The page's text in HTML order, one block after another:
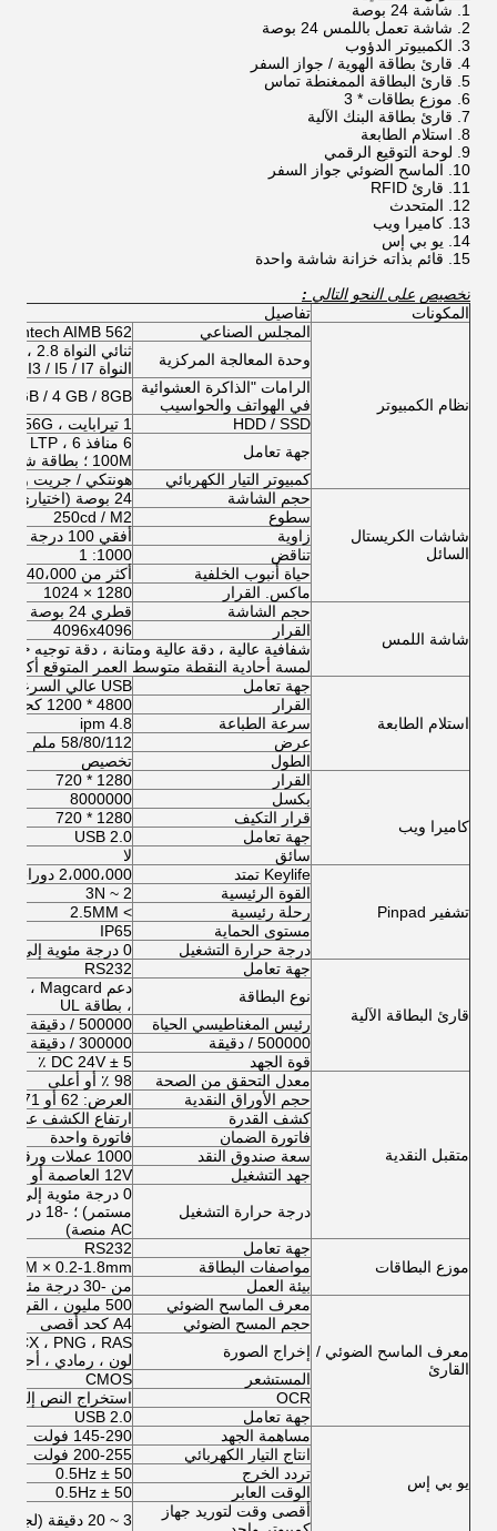
شاشة 24 بوصة
شاشة تعمل باللمس 24 بوصة
الكمبيوتر الدؤوب
قارئ بطاقة الهوية / جواز السفر
قارئ البطاقة الممغنطة تماس
موزع بطاقات * 3
قارئ بطاقة البنك الآلية
استلام الطابعة
لوحة التوقيع الرقمي
الماسح الضوئي جواز السفر
قارئ RFID
المتحدث
كاميرا ويب
يو بي إس
قائم بذاته خزانة شاشة واحدة
تخصيص على النحو التالي :
المكونات
تفاصيل
نظام الكمبيوتر
المجلس الصناعي
AIMB 562
وحدة المعالجة المركزية
النواة I3 / I5 / I7
الرامات "الذاكرة العشوائية
في الهواتف والحواسيب
2GB / 4 GB / 8GB
HDD / SSD
1 تيرابايت ، SSD 128G / 256G
جهة تعامل
100M ؛ بطاقة شبكة متكاملة ، بطاقة صوت
كمبيوتر التيار الكهربائي
هونتكي / جريت وول
شاشات الكريستال
السائل
حجم الشاشة 24 بوصة (اختياري
سطوع
250cd / M2
زاوية
أفقي 100 درجة أعلاه ؛ عمودي 80 درجة أعلاه
تناقض
1000: 1
حياة أنبوب الخلفية
أكثر من 40،000 ساعة
ماكس. القرار
1280 × 1024
شاشة اللمس
حجم الشاشة
قطري 24 بوصة (اختياري من 8 بوصة إلى 65 بوصة)
القرار
4096x4096
لمسة أحادية النقطة متوسط ​​العمر المتوقع أكثر من 50،000،000
استلام الطابعة
جهة تعامل
USB عالي السرعة
القرار
4800 * 1200 كحد أقصى
سرعة الطباعة
4.8 ipm
عرض
58/80/112 ملم
الطول
تخصيص
كاميرا ويب
القرار
1280 * 720
بكسل
8000000
قرار التكيف
1280 * 720
جهة تعامل
USB 2.0
سائق
لا
تشفير Pinpad
Keylife تمتد
2،000،000 دورات
القوة الرئيسية
2 ~ 3N
رحلة رئيسية
> 2.5MM
مستوى الحماية
IP65
درجة حرارة التشغيل
0 درجة مئوية إلى 40 درجة مئوية
قارئ البطاقة الآلية
جهة تعامل
RS232
نوع البطاقة
، بطاقة UL
رئيس المغناطيسي الحياة
500000 / دقيقة
500000 / دقيقة
300000 / دقيقة
قوة الجهد
DC 24V ± 5 ٪
متقبل النقدية
معدل التحقق من الصحة
98 ٪ أو أعلى
حجم الأوراق النقدية
العرض: 62 أو 71 مم ؛ طول: 120-160mm
كشف القدرة
ارتفاع الكشف عن
فاتورة الضمان
فاتورة واحدة
سعة صندوق النقد
1000 عملات ورقية بحد أقصى
جهد التشغيل
12V العاصمة أو 24V AC
درجة حرارة التشغيل
AC منصة)
موزع البطاقات
جهة تعامل
RS232
مواصفات البطاقة
× 0.2-1.8mm
بيئة العمل
من -30 درجة مئوية إلى 70 درجة مئوية
معرف الماسح الضوئي /
القارئ
معرف الماسح الضوئي
500 مليون ، القرار 2592X1944
حجم المسح الضوئي
A4 كحد أقصى
إخراج الصورة
لون ، رمادي ، أحادي
المستشعر
CMOS
OCR
استخراج النص إلى
جهة تعامل
USB 2.0
يو بي إس
مساهمة الجهد
145-290 فولت
انتاج التيار الكهربائي
200-255 فولت
تردد الخرج
50 ± 0.5Hz
الوقت العابر
50 ± 0.5Hz
أقصى وقت لتوريد جهاز
3 ~ 20 دقيقة (لجهاز كمبيوتر واحد)